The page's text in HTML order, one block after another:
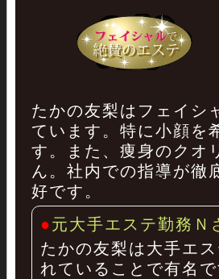
たかの友梨はフェイシ
ています。特に小顔を
す。また、痩身のクオ
ん。社内での指導が徹
好です。
●元大手エステ勤務Ｎ
たかの友梨は大手エ
れていることで有名